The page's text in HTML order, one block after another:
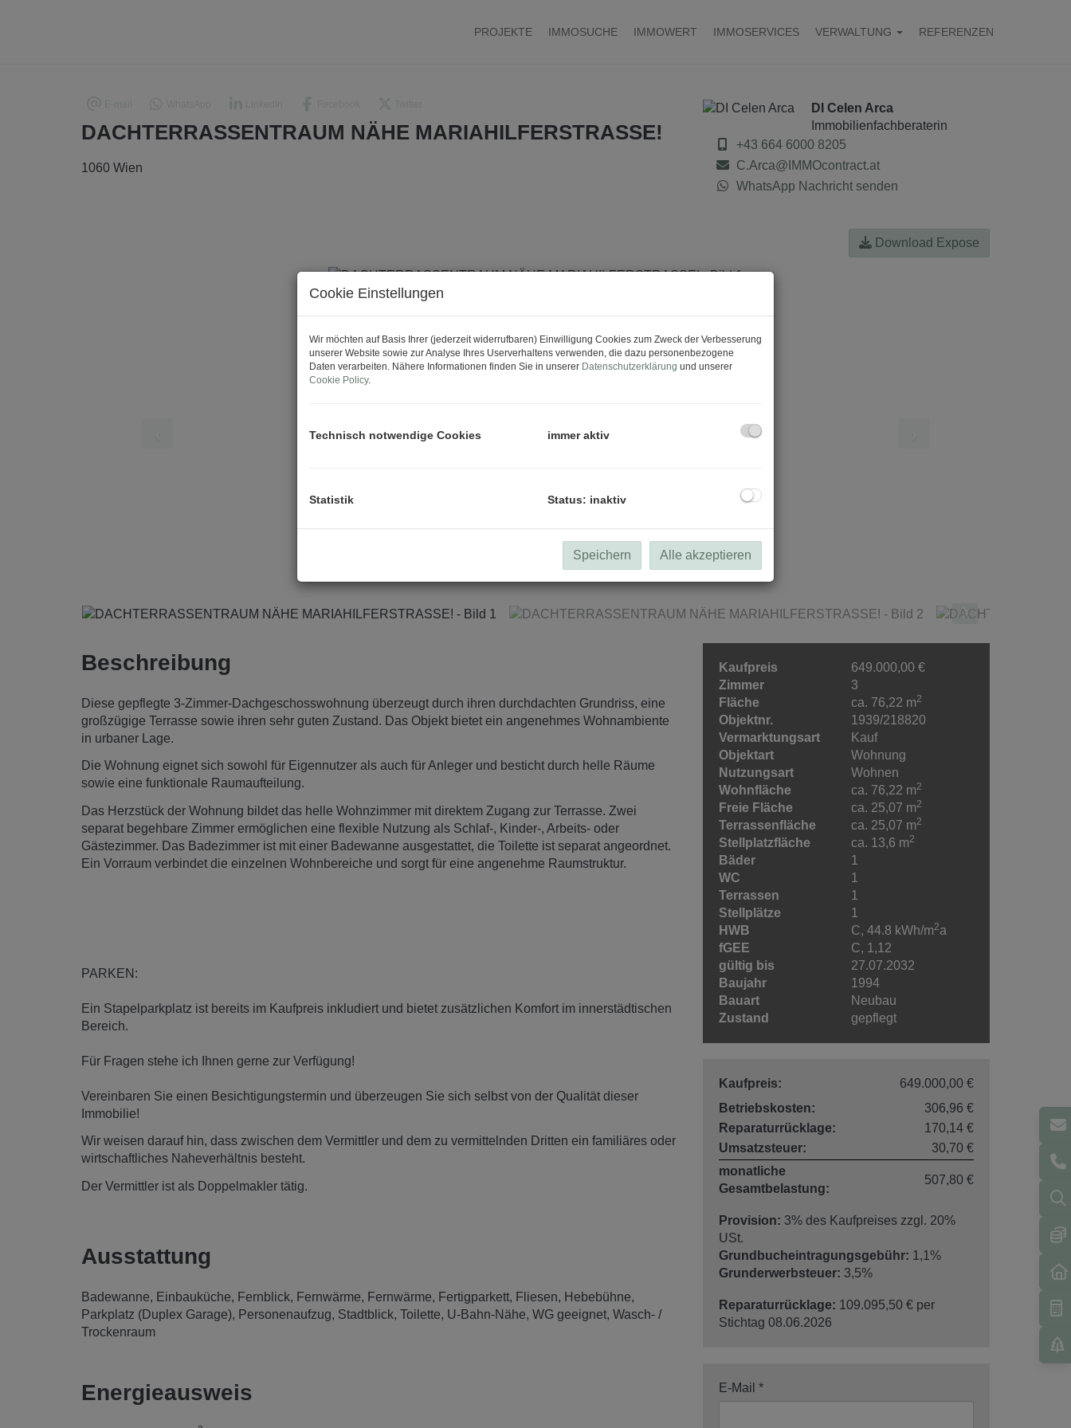
PROJEKTE IMMOSUCHE IMMOWERT IMMOSERVICES VERWALTUNG REFERENZEN
DACHTERRASSENTRAUM NÄHE MARIAHILFERSTRASSE!
1060 Wien
DI Celen Arca
Immobilienfachberaterin
+43 664 6000 8205
C.Arca@IMMOcontract.at
WhatsApp Nachricht senden
Download Expose
Beschreibung
Diese gepflegte 3-Zimmer-Dachgeschosswohnung überzeugt durch ihren durchdachten Grundriss, eine
großzügige Terrasse sowie ihren sehr guten Zustand. Das Objekt bietet ein angenehmes Wohnambiente
in urbaner Lage.
Die Wohnung eignet sich sowohl für Eigennutzer als auch für Anleger und besticht durch helle Räume
sowie eine funktionale Raumaufteilung.
Das Herzstück der Wohnung bildet das helle Wohnzimmer mit direktem Zugang zur Terrasse. Zwei
separat begehbare Zimmer ermöglichen eine flexible Nutzung als Schlaf-, Kinder-, Arbeits- oder
Gästezimmer. Das Badezimmer ist mit einer Badewanne ausgestattet, die Toilette ist separat angeordnet.
Ein Vorraum verbindet die einzelnen Wohnbereiche und sorgt für eine angenehme Raumstruktur.
PARKEN:
Ein Stapelparkplatz ist bereits im Kaufpreis inkludiert und bietet zusätzlichen Komfort im innerstädtischen
Bereich.
Für Fragen stehe ich Ihnen gerne zur Verfügung!
Vereinbaren Sie einen Besichtigungstermin und überzeugen Sie sich selbst von der Qualität dieser
Immobilie!
Wir weisen darauf hin, dass zwischen dem Vermittler und dem zu vermittelnden Dritten ein familiäres oder
wirtschaftliches Naheverhältnis besteht.
Der Vermittler ist als Doppelmakler tätig.
Ausstattung
Badewanne Einbauküche Fernblick Fernwärme Fernwärme Fertigparkett Fliesen
Hebebühne
Parkplatz (Duplex Garage)
Personenaufzug Stadtblick Toilette U-Bahn-Nähe WG geeignet Wasch- /
Trockenraum
Energieausweis
Kaufpreis
649.000,00 €
Zimmer
3
Fläche
ca. 76,22 m2
Objektnr.
1939/218820
Vermarktungsart
Kauf
Objektart
Wohnung
Nutzungsart
Wohnen
Wohnfläche
ca. 76,22 m2
Freie Fläche ca. 25,07 m2
Terrassenfläche ca. 25,07 m2
Stellplatzfläche ca. 13,6 m2
Bäder
1
WC
1
Terrassen
1
Stellplätze
1
HWB
C, 44.8 kWh/m2a
fGEE
C, 1,12
gültig bis
27.07.2032
Baujahr
1994
Bauart
Neubau
Zustand
gepflegt
Kaufpreis:
649.000,00 €
Betriebskosten:
306,96 €
Reparaturrücklage:
170,14 €
Umsatzsteuer:
30,70 €
monatliche
Gesamtbelastung:
507,80 €
Provision: 3% des Kaufpreises zzgl. 20%
USt.
Grundbucheintragungsgebühr: 1,1%
Grunderwerbsteuer: 3,5%
Reparaturrücklage: 109.095,50 € per
Stichtag 08.06.2026
E-Mail
Cookie Einstellungen
Wir möchten auf Basis Ihrer (jederzeit widerrufbaren) Einwilligung Cookies zum Zweck der Verbesserung
unserer Website sowie zur Analyse Ihres Userverhaltens verwenden, die dazu personenbezogene
Daten verarbeiten. Nähere Informationen finden Sie in unserer Datenschutzerklärung und unserer
Cookie Policy.
Technisch notwendige Cookies immer aktiv
Statistik Status: inaktiv
Speichern Alle akzeptieren